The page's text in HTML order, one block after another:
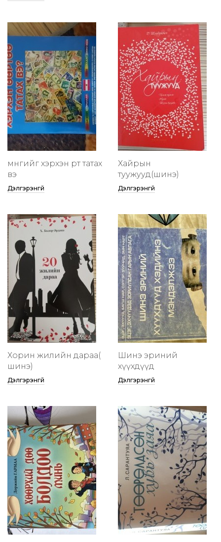
мөнгийг хэрхэн өөртөө татах
вэ
Дэлгэрэнгүй
Хайрын
туужууд(шинэ)
Дэлгэрэнгүй
Хорин жилийн дараа(
шинэ)
Дэлгэрэнгүй
Шинэ эриний
хүүхдүүд
Дэлгэрэнгүй